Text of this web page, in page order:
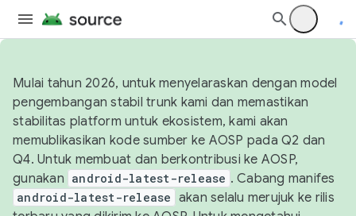
Mulai tahun 2026, untuk menyelaraskan dengan model
pengembangan stabil trunk kami dan memastikan
stabilitas platform untuk ekosistem, kami akan
memublikasikan kode sumber ke AOSP pada Q2 dan
Q4. Untuk membuat dan berkontribusi ke AOSP,
gunakan android-latest-release . Cabang manifes
android-latest-release akan selalu merujuk ke rilis